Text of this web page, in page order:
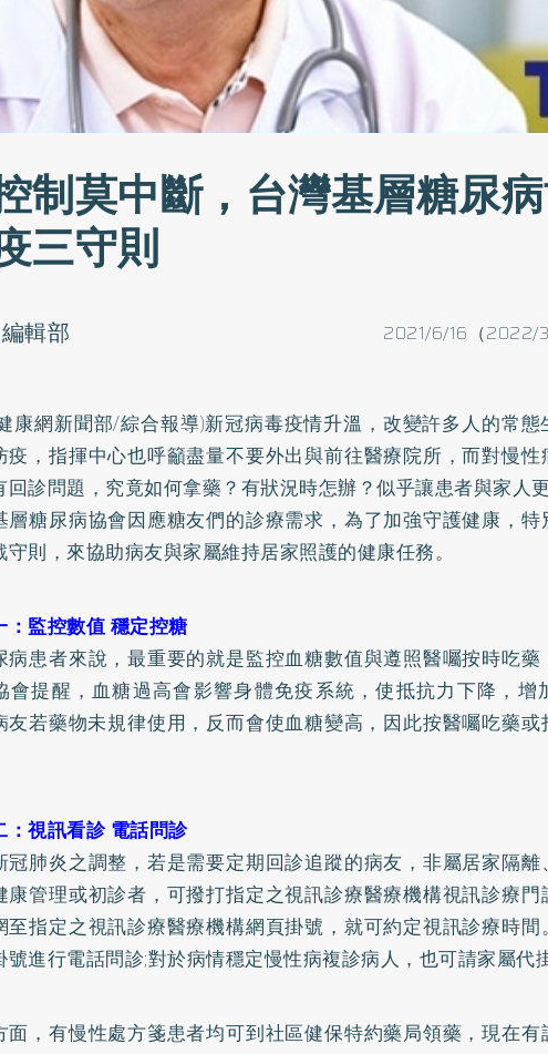
制莫中斷，台灣基層糖尿
三守則
2021/6/16（2022/
輯部
康網新聞部/綜合報導)新冠病毒疫情升溫，改變許多人的常態
疫，指揮中心也呼籲盡量不要外出與前往醫療院所，而對慢性
回診問題，究竟如何拿藥？有狀況時怎辦？似乎讓患者與家人更
層糖尿病協會因應糖友們的診療需求，為了加強守護健康，特
守則，來協助病友與家屬維持居家照護的健康任務。
：監控數值 穩定控糖
病患者來說，最重要的就是監控血糖數值與遵照醫囑按時吃藥
會提醒，血糖過高會影響身體免疫系統，使抵抗力下降，增
友若藥物未規律使用，反而會使血糖變高，因此按醫囑吃藥或
：視訊看診 電話問診
冠肺炎之調整，若是需要定期回診追蹤的病友，非屬居家隔離
康管理或初診者，可撥打指定之視訊診療醫療機構視訊診療門
至指定之視訊診療醫療機構網頁掛號，就可約定視訊診療時間
號進行電話問診;對於病情穩定慢性病複診病人，也可請家屬代
面，有慢性處方箋患者均可到社區健保特約藥局領藥，現在有